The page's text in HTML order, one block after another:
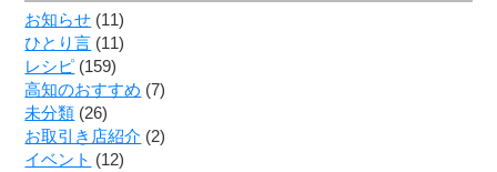
お知らせ (11)
ひとり言 (11)
レシピ (159)
高知のおすすめ (7)
未分類 (26)
お取引き店紹介 (2)
イベント (12)